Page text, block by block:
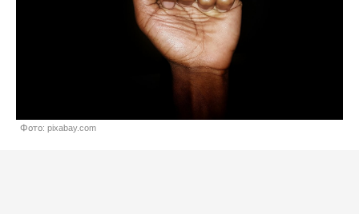
Фото: pixabay.com